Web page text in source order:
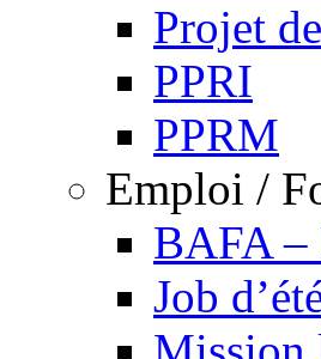
Projet
PPRI
PPRM
Emploi /
BAFA
Job